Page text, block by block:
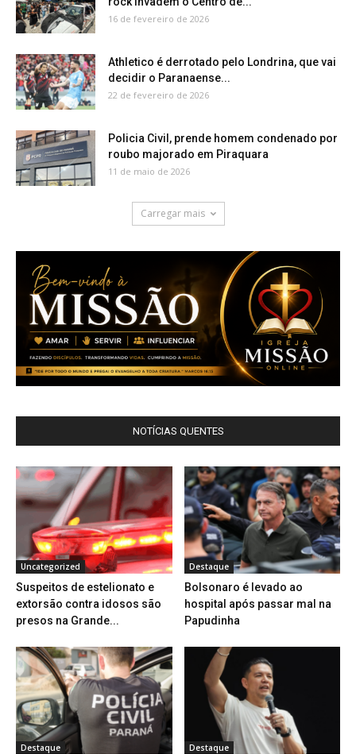
16 de fevereiro de 2026
Athletico é derrotado pelo Londrina, que vai
decidir o Paranaense...
22 de fevereiro de 2026
Policia Civil, prende homem condenado por
roubo majorado em Piraquara
11 de maio de 2026
Carregar mais
NOTÍCIAS QUENTES
Uncategorized
Suspeitos de estelionato e
extorsão contra idosos são
presos na Grande...
Destaque
Bolsonaro é levado ao
hospital após passar mal na
Papudinha
Destaque Destaque